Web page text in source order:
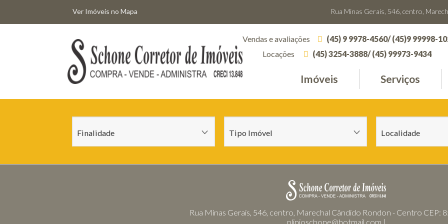
Ver Imóveis no Mapa Rua Minas Gerais, 546, centro,
Vendas e avaliações
(45) 9 9978-4560/ (45)9 99998-
Locações
(45) 3254-3888/ (45) 99973-9434
Imóveis Serviços
Rua Minas Gerais, 546, centro, Marechal Cândido Rondon - Centro CEP:
plinioschone@hotmail.com |